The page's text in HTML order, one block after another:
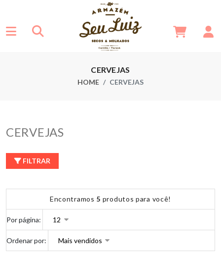
CERVEJAS
HOME CERVEJAS
CERVEJAS
FILTRAR
Encontramos 5 produtos para você!
Por página:
Ordenar por: